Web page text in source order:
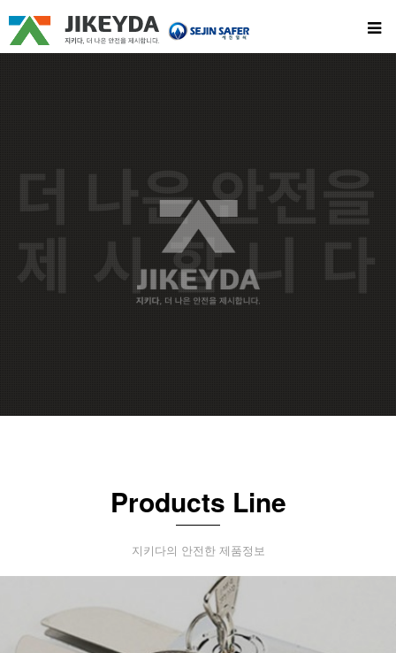
Products Line
지키다의 안전한 제품정보